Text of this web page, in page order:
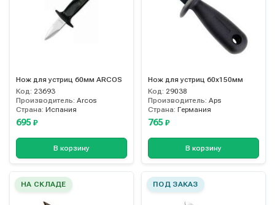
Нож для устриц 60мм ARCOS
Код: 23693
Производитель: Arcos
Страна: Испания
695 ₽
В корзину
Нож для устриц 60х150мм
Код: 29038
Производитель: Aps
Страна: Германия
765 ₽
В корзину
НА СКЛАДЕ ПОД ЗАКАЗ